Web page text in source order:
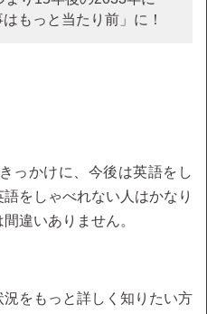
もっと当たり前」に！
っかけに、今後は英語をし
をしゃべれない人はかなり
違いありません。
をもっと詳しく知りたい方